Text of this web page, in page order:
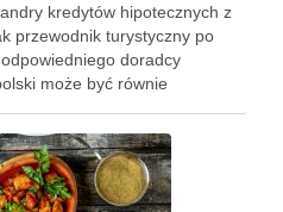
kredytów hipotecznych z
przewodnik turystyczny po
doradcy
może być równie
zwrócić …